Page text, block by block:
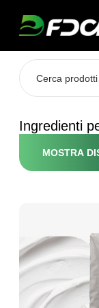
Ingredienti
MOSTRA